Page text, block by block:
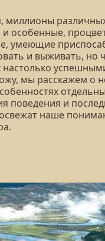
миллионы
и особенные,
умеющие
и выживать, но
мы расскажем о
поведения и
наше